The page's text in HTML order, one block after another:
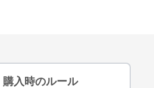
購入時のルール